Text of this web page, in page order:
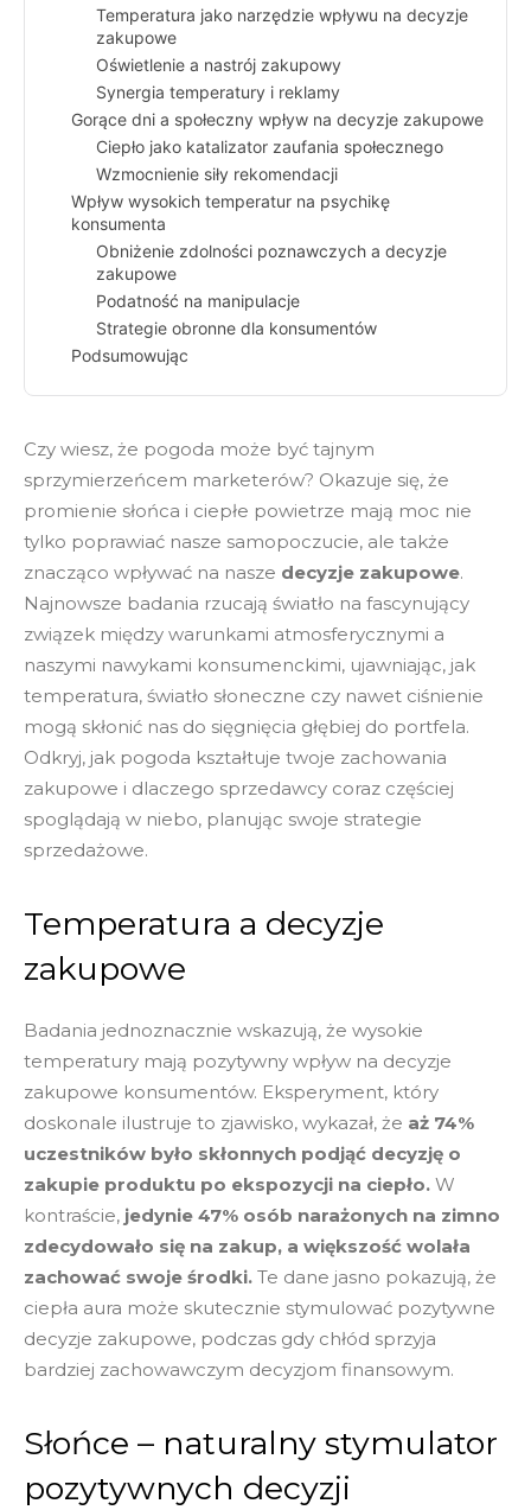
Temperatura jako narzędzie wpływu na decyzje
zakupowe
Oświetlenie a nastrój zakupowy
Synergia temperatury i reklamy
Gorące dni a społeczny wpływ na decyzje zakupowe
Ciepło jako katalizator zaufania społecznego
Wzmocnienie siły rekomendacji
Wpływ wysokich temperatur na psychikę
konsumenta
Obniżenie zdolności poznawczych a decyzje
zakupowe
Podatność na manipulacje
Strategie obronne dla konsumentów
Podsumowując
Czy wiesz, że pogoda może być tajnym
sprzymierzeńcem marketerów? Okazuje się, że
promienie słońca i ciepłe powietrze mają moc nie
tylko poprawiać nasze samopoczucie, ale także
znacząco wpływać na nasze decyzje zakupowe.
Najnowsze badania rzucają światło na fascynujący
związek między warunkami atmosferycznymi a
naszymi nawykami konsumenckimi, ujawniając, jak
temperatura, światło słoneczne czy nawet ciśnienie
mogą skłonić nas do sięgnięcia głębiej do portfela.
Odkryj, jak pogoda kształtuje twoje zachowania
zakupowe i dlaczego sprzedawcy coraz częściej
spoglądają w niebo, planując swoje strategie
sprzedażowe.
Temperatura a decyzje
zakupowe
Badania jednoznacznie wskazują, że wysokie
temperatury mają pozytywny wpływ na decyzje
zakupowe konsumentów. Eksperyment, który
doskonale ilustruje to zjawisko, wykazał, że aż 74%
uczestników było skłonnych podjąć decyzję o
zakupie produktu po ekspozycji na ciepło. W
kontraście, jedynie 47% osób narażonych na zimno
zdecydowało się na zakup, a większość wolała
zachować swoje środki. Te dane jasno pokazują, że
ciepła aura może skutecznie stymulować pozytywne
decyzje zakupowe, podczas gdy chłód sprzyja
bardziej zachowawczym decyzjom finansowym.
Słońce – naturalny stymulator
pozytywnych decyzji